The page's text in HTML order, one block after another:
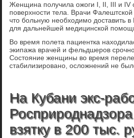
Женщина получила ожоги I, II, III и IV
поверхности тела. Врачи
что больную необходимо доставить
для дальнейшей медицинской
Во время полета пациентка
экипажа врачей и фельдшеров
Состояние женщины во время
стабилизировано, осложнений не
На Кубани экс-
взятку в 200 тыс.